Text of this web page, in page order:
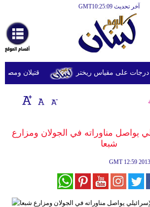
آخر تحديث GMT10:25:09
أخبارعاجلة
رياضة
ثقافة
إقتصاد
وموسيقى
قتيلان ومصابون جراء 14 غارة إسرائيلية على
يواصل مناوراته في الجولان ومزارع
شبعا
GMT